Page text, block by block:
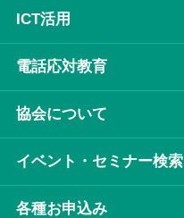
ICT活⽤
電話応対教育
協会について
イベント・セミナー検索
各種お申込み